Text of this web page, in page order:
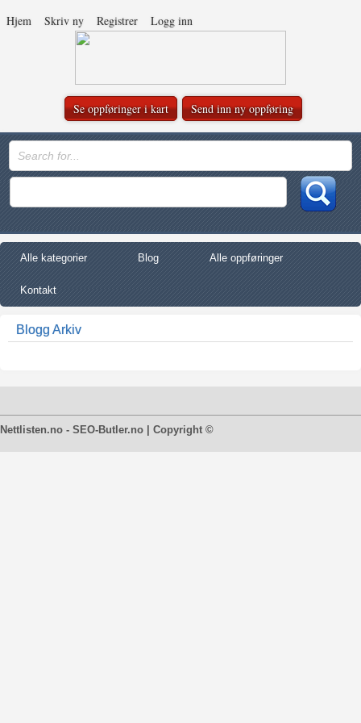
Hjem Skriv ny Registrer Logg inn
Se oppføringer i kart Send inn ny oppføring
Alle kategorier Blog Alle oppføringer
Kontakt
Blogg Arkiv
Nettlisten.no - SEO-Butler.no | Copyright ©